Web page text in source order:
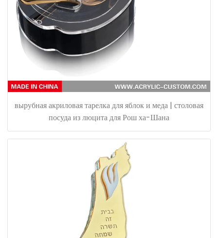
вырубная акриловая тарелка для яблок и меда | столовая
посуда из люцита для Рош ха-Шана